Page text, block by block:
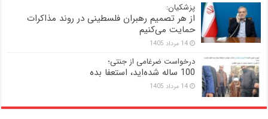
پزشکیان:
از هر تصمیم رهبران فلسطینی در روند مذاکرات
حمایت می‌کنیم
14 مرداد 1405
درخواست ضرغامی از جنتی؛
100 ساله شده‌اید، استعفا بده
14 مرداد 1405